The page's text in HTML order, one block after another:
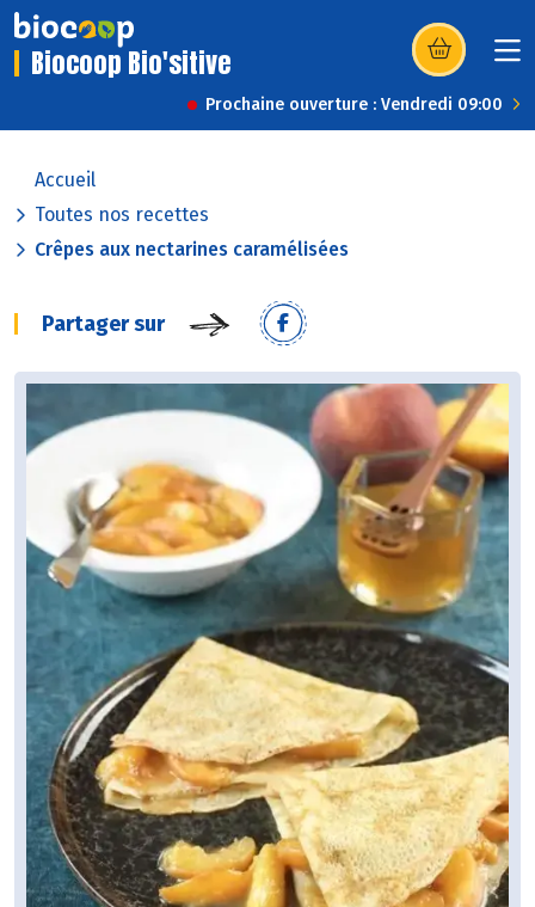
Biocoop Bio'sitive (s’ouvre dans
Prochaine ouverture : Vendredi 09:00
Accueil
Toutes nos recettes
Crêpes aux nectarines caramélisées
Partager sur